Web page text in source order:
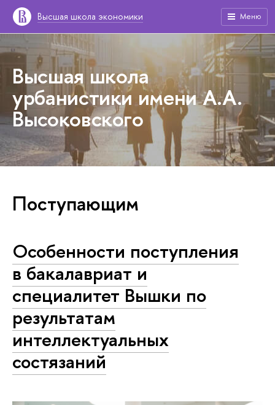
Высшая школа экономики Меню
Высшая школа
урбанистики имени А.А.
Высоковского
Поступающим
Особенности поступления
в бакалавриат и
специалитет Вышки по
результатам
интеллектуальных
состязаний